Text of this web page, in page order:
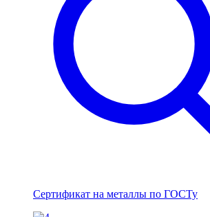
Сертификат на металлы по ГОСТу